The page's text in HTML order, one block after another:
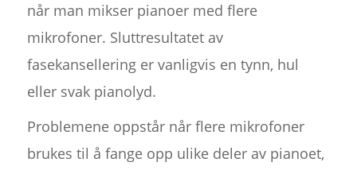
når man mikser pianoer med flere
mikrofoner. Sluttresultatet av
fasekansellering er vanligvis en tynn, hul
eller svak pianolyd.
Problemene oppstår når flere mikrofoner
brukes til å fange opp ulike deler av pianoet,